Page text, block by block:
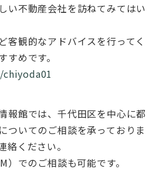
い不動産会社を訪ねてみてはい
客観的なアドバイスを行ってく
めです。
報館では、千代田区を中心に都
ついてのご相談を承っておりま
絡ください。
でのご相談も可能です。